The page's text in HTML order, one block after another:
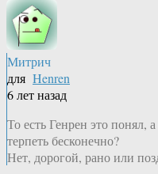
Митрич
для Henren
6 лет назад
То есть Генрен это понял,
терпеть бесконечно?
Нет, дорогой, рано или